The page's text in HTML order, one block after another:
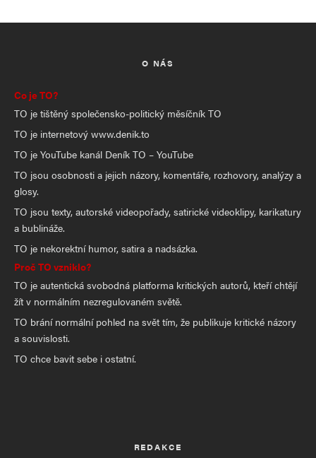
O NÁS
Co je TO?
TO je tištěný společensko-politický měsíčník TO
TO je internetový www.denik.to
TO je YouTube kanál Deník TO – YouTube
TO jsou osobnosti a jejich názory, komentáře, rozhovory, analýzy a
glosy.
TO jsou texty, autorské videopořady, satirické videoklipy, karikatury
a bublináže.
TO je nekorektní humor, satira a nadsázka.
Proč TO vzniklo?
TO je autentická svobodná platforma kritických autorů, kteří chtějí
žít v normálním nezregulovaném světě.
TO brání normální pohled na svět tím, že publikuje kritické názory
a souvislosti.
TO chce bavit sebe i ostatní.
REDAKCE